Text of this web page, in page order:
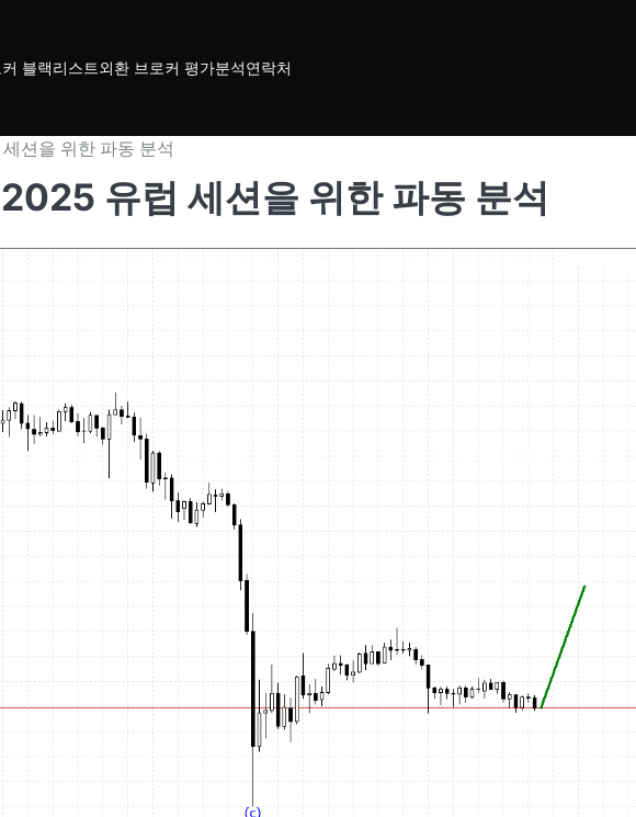
블랙리스트외환 브로커 평가분석연락처
션을 위한 파동 분석
유럽 세션을 위한 파동 분석